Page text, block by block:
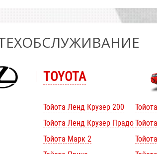
TOYOTA
Тойота Ленд Крузер 200
Тойота Ленд Крузер Прадо
Тойота Марк 2